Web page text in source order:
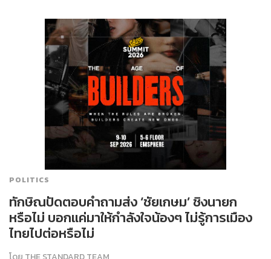
POLITICS
ทักษิณปัดตอบคำถามส่ง ‘ชัยเกษม’ ชิงนายก
หรือไม่ บอกแค่มาให้กำลังใจน้องๆ ไม่รู้การเมือง
ไทยไปต่อหรือไม่